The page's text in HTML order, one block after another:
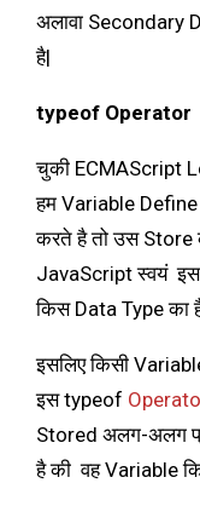
अलावा Secondary
है|
typeof Operator
चुकी ECMAScript
हम Variable
करते है तो उस Store
JavaScript स्वयं इस
किस Data Type का
इसलिए किसी
इस typeof
Stored अलग-अलग
है की वह Variable